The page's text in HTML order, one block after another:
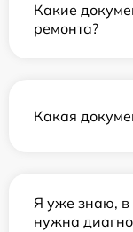
Какие
ремонта?
Какая
Я уже знаю, в
нужна